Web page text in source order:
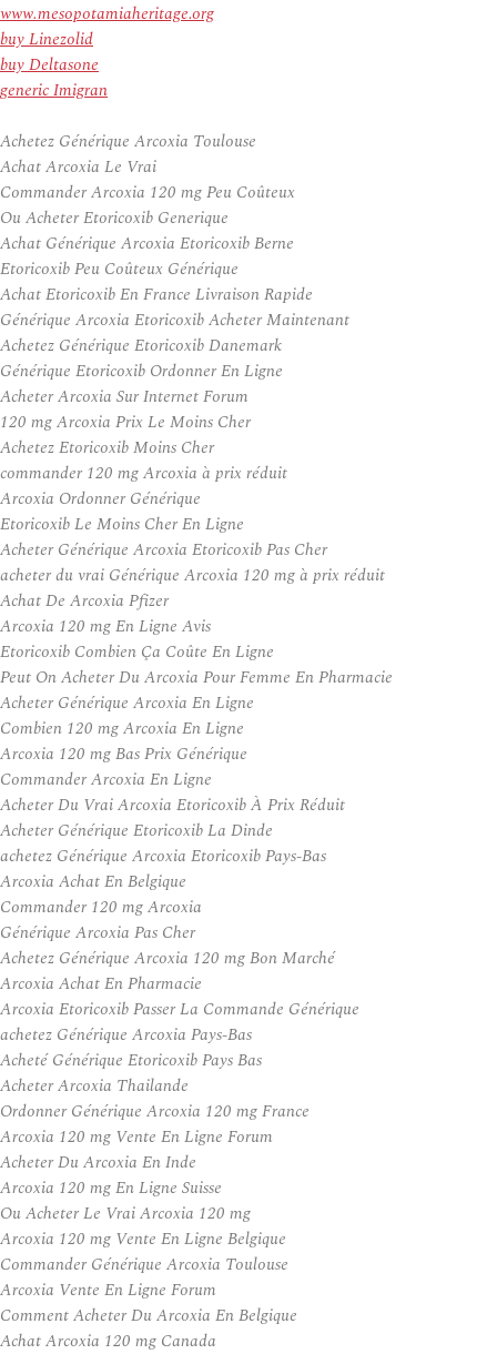
www.mesopotamiaheritage.org
buy Linezolid
buy Deltasone
generic Imigran
Achetez Générique Arcoxia Toulouse
Achat Arcoxia Le Vrai
Commander Arcoxia 120 mg Peu Coûteux
Ou Acheter Etoricoxib Generique
Achat Générique Arcoxia Etoricoxib Berne
Etoricoxib Peu Coûteux Générique
Achat Etoricoxib En France Livraison Rapide
Générique Arcoxia Etoricoxib Acheter Maintenant
Achetez Générique Etoricoxib Danemark
Générique Etoricoxib Ordonner En Ligne
Acheter Arcoxia Sur Internet Forum
120 mg Arcoxia Prix Le Moins Cher
Achetez Etoricoxib Moins Cher
commander 120 mg Arcoxia à prix réduit
Arcoxia Ordonner Générique
Etoricoxib Le Moins Cher En Ligne
Acheter Générique Arcoxia Etoricoxib Pas Cher
acheter du vrai Générique Arcoxia 120 mg à prix réduit
Achat De Arcoxia Pfizer
Arcoxia 120 mg En Ligne Avis
Etoricoxib Combien Ça Coûte En Ligne
Peut On Acheter Du Arcoxia Pour Femme En Pharmacie
Acheter Générique Arcoxia En Ligne
Combien 120 mg Arcoxia En Ligne
Arcoxia 120 mg Bas Prix Générique
Commander Arcoxia En Ligne
Acheter Du Vrai Arcoxia Etoricoxib À Prix Réduit
Acheter Générique Etoricoxib La Dinde
achetez Générique Arcoxia Etoricoxib Pays-Bas
Arcoxia Achat En Belgique
Commander 120 mg Arcoxia
Générique Arcoxia Pas Cher
Achetez Générique Arcoxia 120 mg Bon Marché
Arcoxia Achat En Pharmacie
Arcoxia Etoricoxib Passer La Commande Générique
achetez Générique Arcoxia Pays-Bas
Acheté Générique Etoricoxib Pays Bas
Acheter Arcoxia Thailande
Ordonner Générique Arcoxia 120 mg France
Arcoxia 120 mg Vente En Ligne Forum
Acheter Du Arcoxia En Inde
Arcoxia 120 mg En Ligne Suisse
Ou Acheter Le Vrai Arcoxia 120 mg
Arcoxia 120 mg Vente En Ligne Belgique
Commander Générique Arcoxia Toulouse
Arcoxia Vente En Ligne Forum
Comment Acheter Du Arcoxia En Belgique
Achat Arcoxia 120 mg Canada